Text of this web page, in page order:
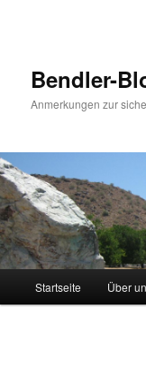
Bendler-
Anmerkungen zur
Startseite Über